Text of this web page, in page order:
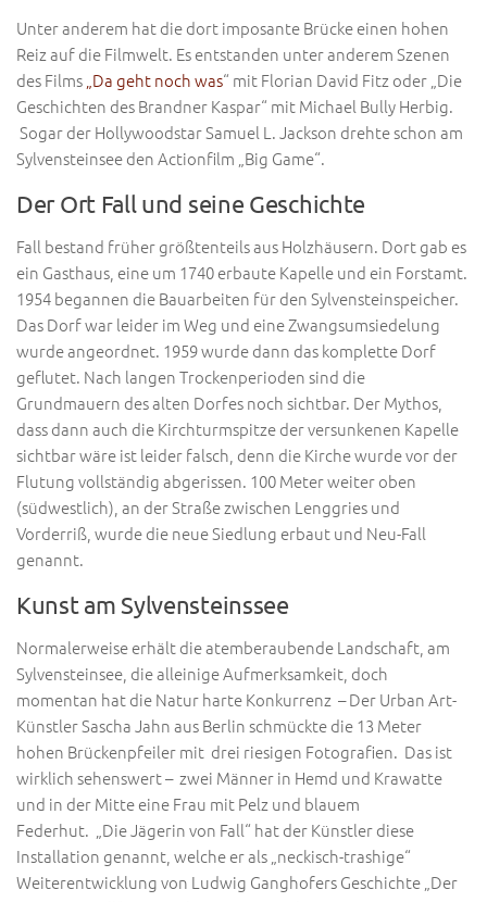
Unter anderem hat die dort imposante Brücke einen hohen
Reiz auf die Filmwelt. Es entstanden unter anderem Szenen
des Films „Da geht noch was“ mit Florian David Fitz oder „Die
Geschichten des Brandner Kaspar“ mit Michael Bully Herbig.
Sogar der Hollywoodstar Samuel L. Jackson drehte schon am
Sylvensteinsee den Actionfilm „Big Game“.
Der Ort Fall und seine Geschichte
Fall bestand früher größtenteils aus Holzhäusern. Dort gab es
ein Gasthaus, eine um 1740 erbaute Kapelle und ein Forstamt.
1954 begannen die Bauarbeiten für den Sylvensteinspeicher.
Das Dorf war leider im Weg und eine Zwangsumsiedelung
wurde angeordnet. 1959 wurde dann das komplette Dorf
geflutet. Nach langen Trockenperioden sind die
Grundmauern des alten Dorfes noch sichtbar. Der Mythos,
dass dann auch die Kirchturmspitze der versunkenen Kapelle
sichtbar wäre ist leider falsch, denn die Kirche wurde vor der
Flutung vollständig abgerissen. 100 Meter weiter oben
(südwestlich), an der Straße zwischen Lenggries und
Vorderriß, wurde die neue Siedlung erbaut und Neu-Fall
genannt.
Kunst am Sylvensteinssee
Normalerweise erhält die atemberaubende Landschaft, am
Sylvensteinsee, die alleinige Aufmerksamkeit, doch
momentan hat die Natur harte Konkurrenz – Der Urban Art-
Künstler Sascha Jahn aus Berlin schmückte die 13 Meter
hohen Brückenpfeiler mit drei riesigen Fotografien. Das ist
wirklich sehenswert – zwei Männer in Hemd und Krawatte
und in der Mitte eine Frau mit Pelz und blauem
Federhut. „Die Jägerin von Fall“ hat der Künstler diese
Installation genannt, welche er als „neckisch-trashige“
Weiterentwicklung von Ludwig Ganghofers Geschichte „Der